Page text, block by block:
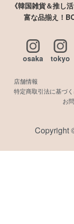
《韓国雑貨＆推し
富な品揃え！
osaka tokyo
店舗情報
特定商取引法に基づ
お
Copyright